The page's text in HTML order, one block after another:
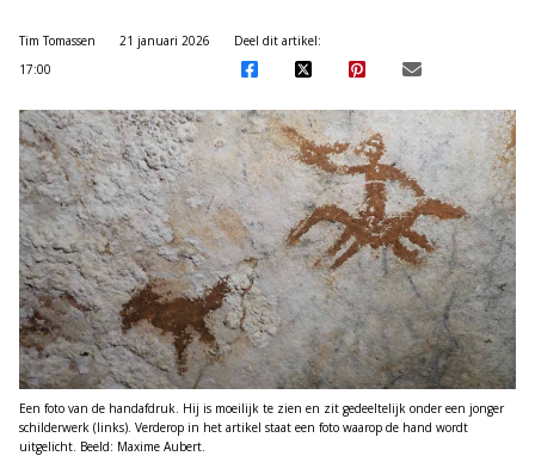
Tim Tomassen
21 januari 2026
17:00
Deel dit artikel:
Een foto van de handafdruk. Hij is moeilijk te zien en zit gedeeltelijk onder een jonger
schilderwerk (links). Verderop in het artikel staat een foto waarop de hand wordt
uitgelicht. Beeld: Maxime Aubert.